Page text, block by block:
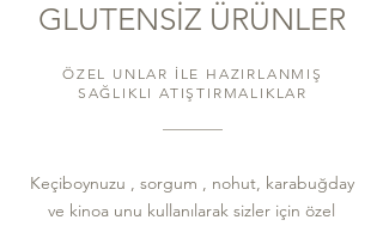
GLUTENSİZ ÜRÜNLER
ÖZEL UNLAR İLE HAZIRLANMIŞ
SAĞLIKLI ATIŞTIRMALIKLAR
Keçiboynuzu , sorgum , nohut, karabuğday
ve kinoa unu kullanılarak sizler için özel